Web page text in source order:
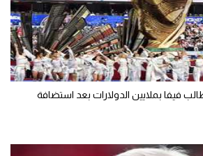
فيفا بملايين الدولارات بعد استضافة